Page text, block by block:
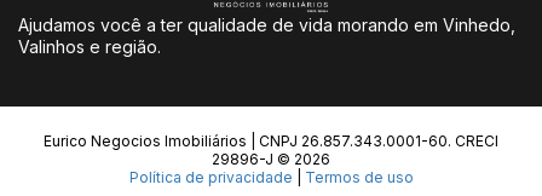
Ajudamos você a ter qualidade de vida morando em Vinhedo,
Valinhos e região.
Eurico Negocios Imobiliários | CNPJ 26.857.343.0001-60. CRECI
29896-J © 2026
Política de privacidade
Termos de uso